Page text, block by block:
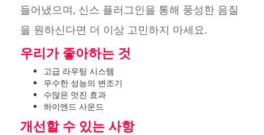
들어냈으며, 신스 플러그인을 통해 풍성한 음질
을 원하신다면 더 이상 고민하지 마세요.
우리가 좋아하는 것
고급 라우팅 시스템
우수한 성능의 변조기
수많은 멋진 효과
하이엔드 사운드
개선할 수 있는 사항